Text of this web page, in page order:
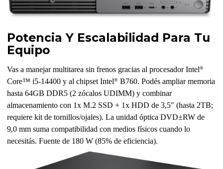
Potencia Y Escalabilidad Para Tu
Equipo
Vas a manejar multitarea sin frenos gracias al procesador Intel®
Core™ i5-14400 y al chipset Intel® B760. Podés ampliar memoria
hasta 64GB DDR5 (2 zócalos UDIMM) y combinar
almacenamiento con 1x M.2 SSD + 1x HDD de 3,5" (hasta 2TB;
requiere kit de tornillos/ojales). La unidad óptica DVD±RW de
9,0 mm suma compatibilidad con medios físicos cuando lo
necesitás. Fuente de 180 W (85% de eficiencia).